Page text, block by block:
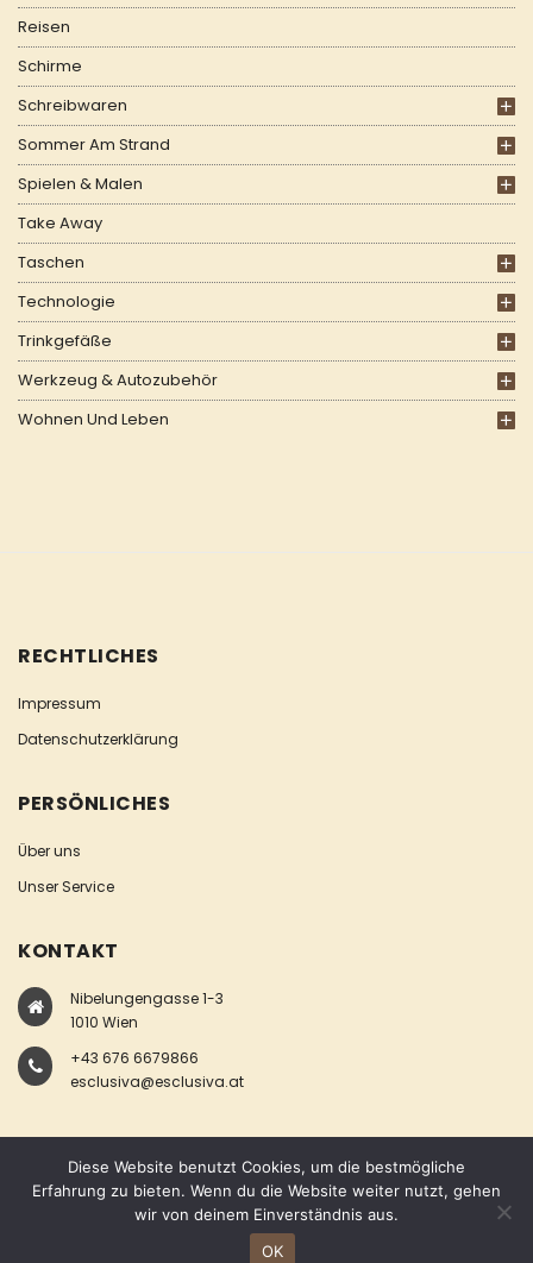
Reisen
Schirme
Schreibwaren
Sommer Am Strand
Spielen & Malen
Take Away
Taschen
Technologie
Trinkgefäße
Werkzeug & Autozubehör
Wohnen Und Leben
RECHTLICHES
Impressum
Datenschutzerklärung
PERSÖNLICHES
Über uns
Unser Service
KONTAKT
Nibelungengasse 1-3
1010 Wien
+43 676 6679866
esclusiva@esclusiva.at
COPYRIGHT © ESCLUSIVA
Diese Website benutzt Cookies, um die bestmögliche
Erfahrung zu bieten. Wenn du die Website weiter nutzt, gehen
wir von deinem Einverständnis aus.
OK